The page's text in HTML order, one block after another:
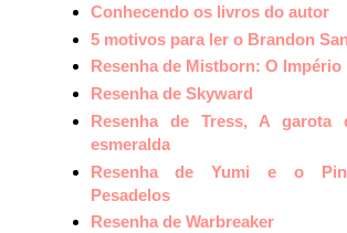
Conhecendo os livros do autor
5 motivos para ler o Brandon
Resenha de Mistborn: O Império
Resenha de Skyward
Resenha de Tress, A garota
esmeralda
Resenha de Yumi e o
Pesadelos
Resenha de Warbreaker